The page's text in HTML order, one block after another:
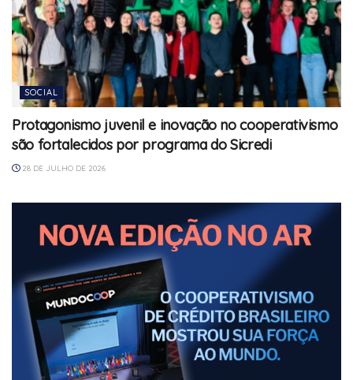
SOCIAL
Protagonismo juvenil e inovação no cooperativismo
são fortalecidos por programa do Sicredi
28 DE JULHO DE 2026